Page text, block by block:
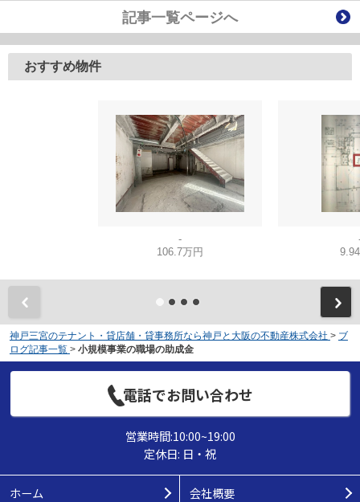
記事一覧ページへ
おすすめ物件
-
106.7万円
神戸三宮のテナント・貸店舗・貸事務所なら神戸と大阪の不動産株式会社 > ブ
ログ記事一覧 > 小規模事業の職場の助成金
電話でお問い合わせ
営業時間:10:00~19:00
定休日: 日・祝
ホーム 会社概要